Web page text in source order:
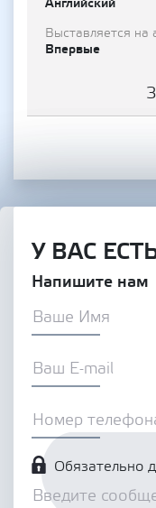
Выставляется на
Впервые
У ВАС
Напишите нам
Обязательно